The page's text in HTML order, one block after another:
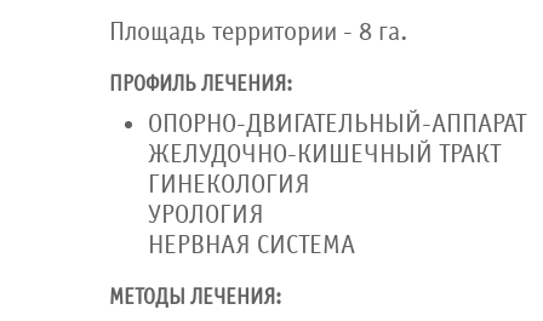
Площадь территории - 8 га.
ПРОФИЛЬ ЛЕЧЕНИЯ:
ОПОРНО-ДВИГАТЕЛЬНЫЙ-АППАРАТ
ЖЕЛУДОЧНО-КИШЕЧНЫЙ ТРАКТ
ГИНЕКОЛОГИЯ
УРОЛОГИЯ
НЕРВНАЯ СИСТЕМА
МЕТОДЫ ЛЕЧЕНИЯ: